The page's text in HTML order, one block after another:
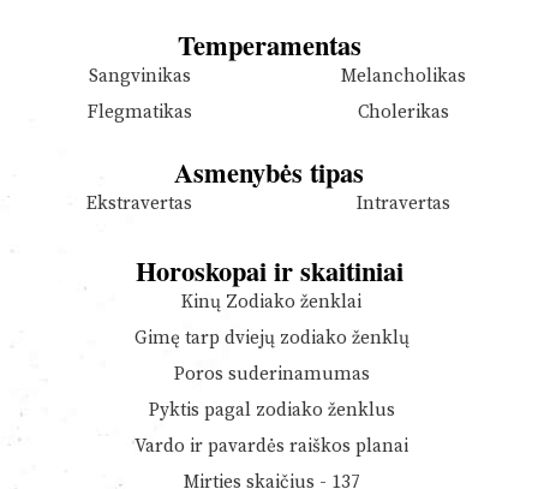
Temperamentas
Sangvinikas
Melancholikas
Flegmatikas
Cholerikas
Asmenybės tipas
Ekstravertas Intravertas
Horoskopai ir skaitiniai
Kinų Zodiako ženklai
Gimę tarp dviejų zodiako ženklų
Poros suderinamumas
Pyktis pagal zodiako ženklus
Vardo ir pavardės raiškos planai
Mirties skaičius - 137